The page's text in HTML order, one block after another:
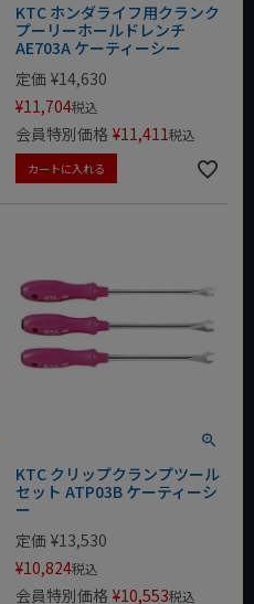
KTC ホンダライフ用クランク
プーリーホールドレンチ
AE703A ケーティーシー
定価 ¥14,630
¥11,704税込
会員特別価格 ¥11,411税込
カートに入れる
KTC クリップクランプツール
セット ATP03B ケーティーシ
ー
定価 ¥13,530
¥10,824税込
会員特別価格 ¥10,553税込